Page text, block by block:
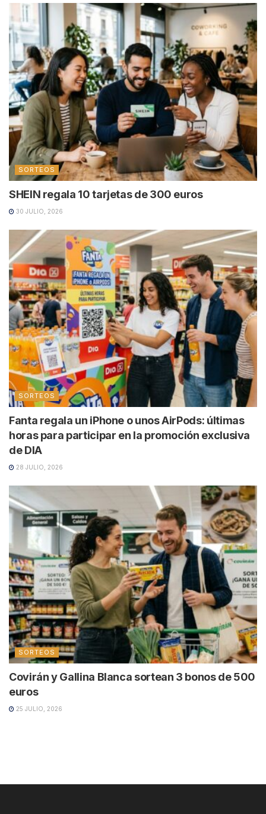
SORTEOS
SHEIN regala 10 tarjetas de 300 euros
30 JULIO, 2026
SORTEOS
Fanta regala un iPhone o unos AirPods: últimas
horas para participar en la promoción exclusiva
de DIA
28 JULIO, 2026
SORTEOS
Covirán y Gallina Blanca sortean 3 bonos de 500
euros
25 JULIO, 2026